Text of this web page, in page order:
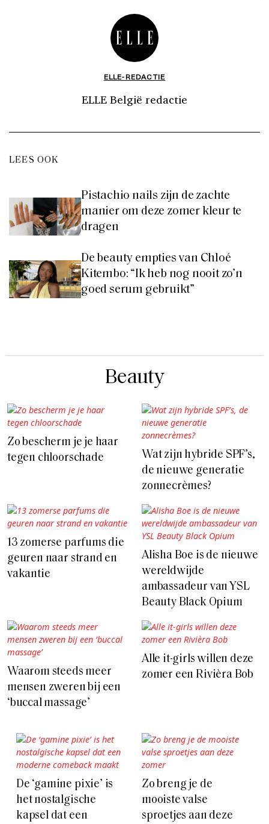
ELLE-REDACTIE
ELLE België redactie
LEES OOK
Pistachio nails zijn de zachte
manier om deze zomer kleur te
dragen
De beauty empties van Chloé
Kitembo: “Ik heb nog nooit zo’n
goed serum gebruikt”
Beauty
Zo bescherm je je haar
tegen chloorschade
Wat zijn hybride SPF’s,
de nieuwe generatie
zonnecrèmes?
13 zomerse parfums die
geuren naar strand en
vakantie
Alisha Boe is de nieuwe
wereldwijde
ambassadeur van YSL
Beauty Black Opium
Waarom steeds meer
mensen zweren bij een
‘buccal massage’
Alle it-girls willen deze
zomer een Rivièra Bob
De ‘gamine pixie’ is
het nostalgische
kapsel dat een
Zo breng je de
mooiste valse
sproetjes aan deze